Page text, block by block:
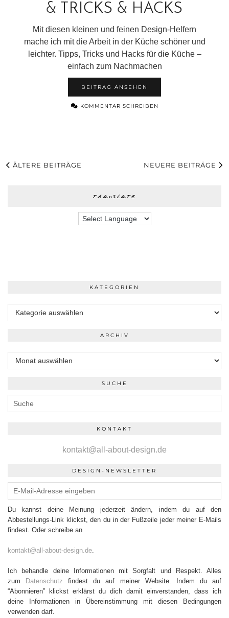
& TRICKS & HACKS
Mit diesen kleinen und feinen Design-Helfern
mache ich mit die Arbeit in der Küche schöner und
leichter. Tipps, Tricks und Hacks für die Küche –
einfach zum Nachmachen
BEITRAG ANSEHEN
KOMMENTAR SCHREIBEN
ÄLTERE BEITRÄGE NEUERE BEITRÄGE
translate
KATEGORIEN
Kategorien
ARCHIV
Archiv
SUCHE
KONTAKT
kontakt@all-about-design.de
DESIGN-NEWSLETTER
Du kannst deine Meinung jederzeit ändern, indem du auf den
Abbestellungs-Link klickst, den du in der Fußzeile jeder meiner E-Mails
findest. Oder schreibe an
kontakt@all-about-design.de.
Ich behandle deine Informationen mit Sorgfalt und Respekt. Alles
zum
Datenschutz findest du auf meiner Website. Indem du auf
“Abonnieren” klickst erklärst du dich damit einverstanden, dass ich
deine Informationen in Übereinstimmung mit diesen Bedingungen
verwenden darf.